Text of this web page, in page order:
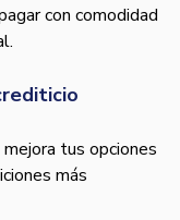
con comodidad
tus opciones
más